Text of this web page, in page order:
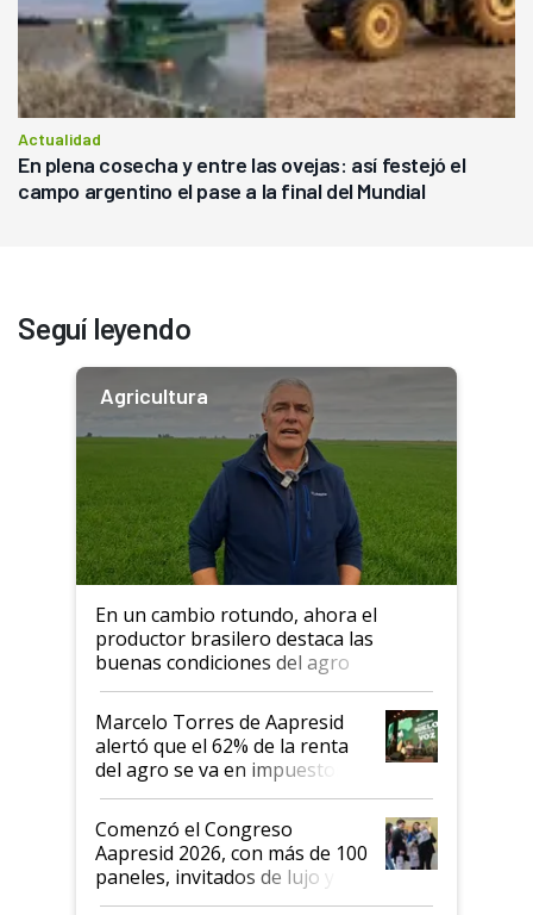
Actualidad
En plena cosecha y entre las ovejas: así festejó el
campo argentino el pase a la final del Mundial
Seguí leyendo
Agricultura
En un cambio rotundo, ahora el
productor brasilero destaca las
buenas condiciones del agro
argentino para invertir: "Los veo
más motivados"
Marcelo Torres de Aapresid
alertó que el 62% de la renta
del agro se va en impuestos:
"No es bueno que en
Argentina se sigan discutiendo
las mismas cosas de hace 50
años"
Comenzó el Congreso
Aapresid 2026, con más de 100
paneles, invitados de lujo y
todas las tendencias